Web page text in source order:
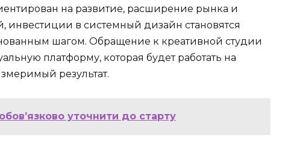
на развитие, расширение рынка и
инвестиции в системный дизайн становятся
шагом. Обращение к креативной студии
платформу, которая будет работать на
результат.
уточнити до старту